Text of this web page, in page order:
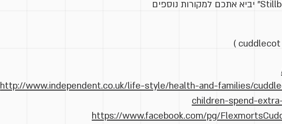
http://www.independent.co.uk/life-style/health-and-families/
children-spend-
https://www.facebook.com/pg/